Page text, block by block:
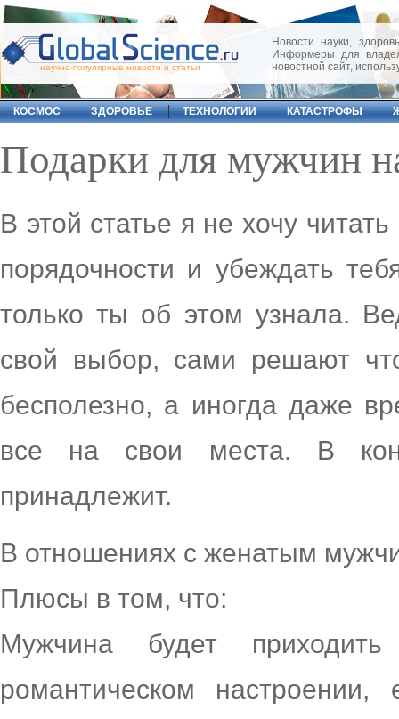
научно-популярные новости и статьи
Новости науки,
Информеры для
новостной сайт,
КОСМОС ЗДОРОВЬЕ ТЕХНОЛОГИИ КАТАСТРОФЫ
Подарки для мужчин
В этой статье я не хочу
порядочности и убеждать
только ты об этом узнала.
свой выбор, сами решают
бесполезно, а иногда даже
все на свои места. В
принадлежит.
В отношениях с женатым
Плюсы в том, что:
Мужчина будет
романтическом